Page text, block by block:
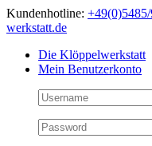
Skip
to
Kundenhotline:
werkstatt.de
Die Klöppelwerkstatt
Mein Benutzerkonto